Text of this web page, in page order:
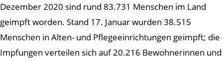
Dezember 2020 sind rund 83.731 Menschen im Land
geimpft worden. Stand 17. Januar wurden 38.515
Menschen in Alten- und Pflegeeinrichtungen geimpft; die
Impfungen verteilen sich auf 20.216 Bewohnerinnen und